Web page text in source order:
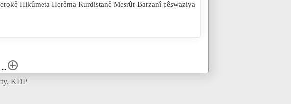
Hikûmeta Herêma Kurdistanê Mesrûr Barzanî pêşwaziya
...
KDP